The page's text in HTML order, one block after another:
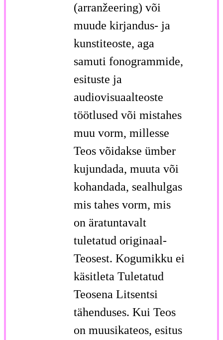
(arranžeering) või
muude kirjandus- ja
kunstiteoste, aga
samuti fonogrammide,
esituste ja
audiovisuaalteoste
töötlused või mistahes
muu vorm, millesse
Teos võidakse ümber
kujundada, muuta või
kohandada, sealhulgas
mis tahes vorm, mis
on äratuntavalt
tuletatud originaal-
Teosest. Kogumikku ei
käsitleta Tuletatud
Teosena Litsentsi
tähenduses. Kui Teos
on muusikateos, esitus